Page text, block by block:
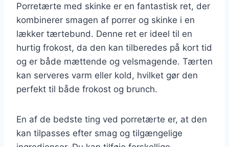
Porretærte med skinke er en fantastisk ret, der
kombinerer smagen af porrer og skinke i en
lækker tærtebund. Denne ret er ideel til en
hurtig frokost, da den kan tilberedes på kort tid
og er både mættende og velsmagende. Tærten
kan serveres varm eller kold, hvilket gør den
perfekt til både frokost og brunch.
En af de bedste ting ved porretærte er, at den
kan tilpasses efter smag og tilgængelige